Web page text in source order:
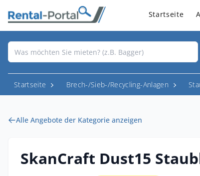
Startseite
Startseite Brech-/Sieb-/Recycling-Anlagen
Alle Angebote der Kategorie anzeigen
SkanCraft Dust15